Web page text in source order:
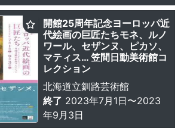
開館25周年記念ヨーロッパ近
代絵画の巨匠たちモネ、ルノ
ワール、セザンヌ、ピカソ、
マティス… 笠間日動美術館コ
レクション
北海道立釧路芸術館
終了 2023年7月1日〜2023
年9月3日